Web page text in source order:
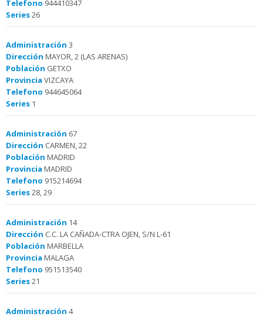
Telefono 944410347
Series26
Administración 3
Dirección MAYOR, 2 (LAS ARENAS)
Población GETXO
Provincia VIZCAYA
Telefono 944645064
Series 1
Administración 67
Dirección CARMEN, 22
Población MADRID
Provincia MADRID
Telefono 915214694
Series28, 29
Administración 14
Dirección C.C. LA CAÑADA-CTRA OJEN, S/N L-61
Población MARBELLA
Provincia MALAGA
Telefono 951513540
Series21
Administración 4